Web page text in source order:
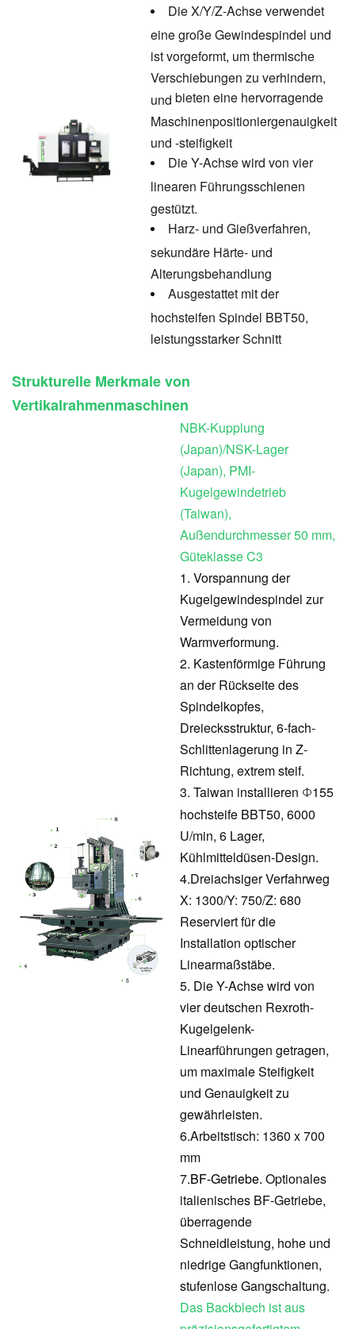
Die X/Y/Z-Achse verwendet
eine große Gewindespindel und
ist vorgeformt, um thermische
Verschiebungen zu verhindern,
und bieten eine hervorragende
Maschinenpositioniergenauigkeit
und -steifigkeit
Die Y-Achse wird von vier
linearen Führungsschienen
gestützt.
Harz- und Gießverfahren,
sekundäre Härte- und
Alterungsbehandlung
Ausgestattet mit der
hochsteifen Spindel BBT50,
leistungsstarker Schnitt
Strukturelle Merkmale von
Vertikalrahmenmaschinen
NBK-Kupplung
(Japan)/NSK-Lager
(Japan), PMI-
Kugelgewindetrieb
(Taiwan),
Außendurchmesser 50 mm,
Güteklasse C3
1. Vorspannung der
Kugelgewindespindel zur
Vermeidung von
Warmverformung.
2. Kastenförmige Führung
an der Rückseite des
Spindelkopfes,
Dreiecksstruktur, 6-fach-
Schlittenlagerung in Z-
Richtung, extrem steif.
3. Taiwan installieren Φ155
hochsteife BBT50, 6000
U/min, 6 Lager,
Kühlmitteldüsen-Design.
4.Dreiachsiger Verfahrweg
X: 1300/Y: 750/Z: 680
Reserviert für die
Installation optischer
Linearmaßstäbe.
5. Die Y-Achse wird von
vier deutschen Rexroth-
Kugelgelenk-
Linearführungen getragen,
um maximale Steifigkeit
und Genauigkeit zu
gewährleisten.
6.Arbeitstisch: 1360 x 700
mm
7.BF-Getriebe. Optionales
italienisches BF-Getriebe,
überragende
Schneidleistung, hohe und
niedrige Gangfunktionen,
stufenlose Gangschaltung.
Das Backblech ist aus